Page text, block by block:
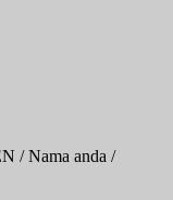
/ Nama anda /